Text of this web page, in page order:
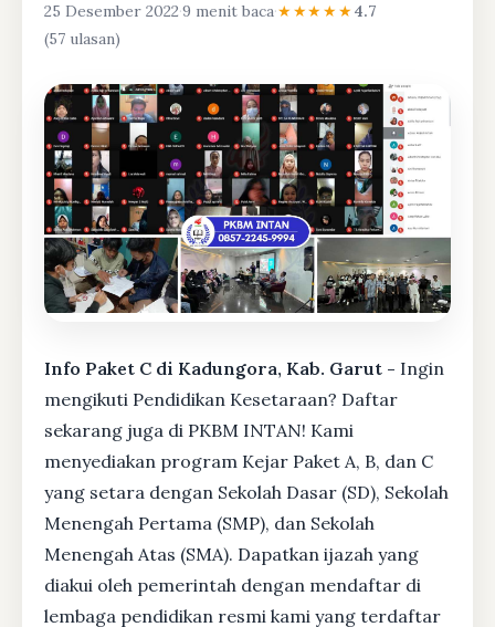
25 Desember 2022·9 menit baca·★★★★★4.7
(57 ulasan)
Info Paket C di Kadungora, Kab. Garut - Ingin
mengikuti Pendidikan Kesetaraan? Daftar
sekarang juga di PKBM INTAN! Kami
menyediakan program Kejar Paket A, B, dan C
yang setara dengan Sekolah Dasar (SD), Sekolah
Menengah Pertama (SMP), dan Sekolah
Menengah Atas (SMA). Dapatkan ijazah yang
diakui oleh pemerintah dengan mendaftar di
lembaga pendidikan resmi kami yang terdaftar